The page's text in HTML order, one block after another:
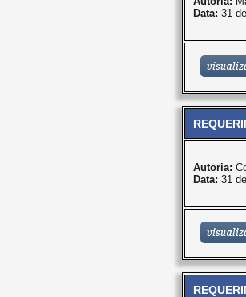
Data: 31
Autoria:
Data: 31